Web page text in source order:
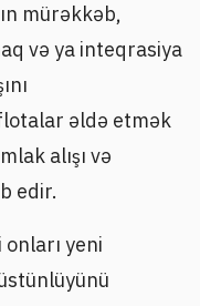
mürəkkəb,
və ya inteqrasiya
əldə etmək
alışı və
edir.
yeni